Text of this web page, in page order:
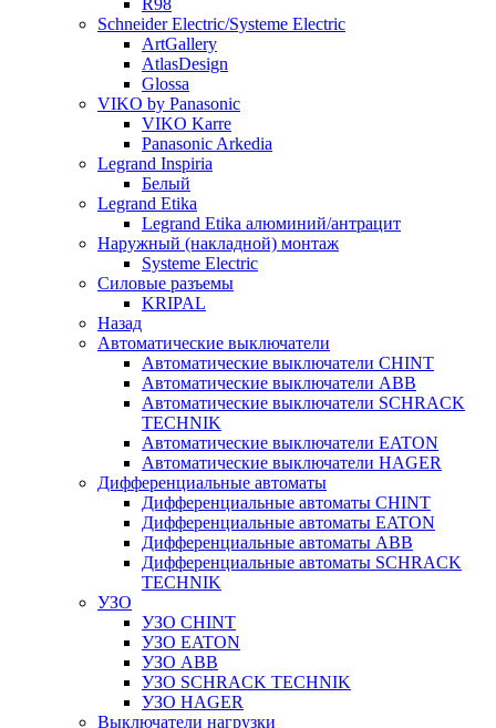
Schneider Electric/Systeme Electric
ArtGallery
AtlasDesign
Glossa
VIKO by Panasonic
VIKO Karre
Panasonic Arkedia
Legrand Inspiria
Белый
Legrand Etika
Legrand Etika алюминий/антрацит
Наружный (накладной) монтаж
Systeme Electric
Силовые разъемы
KRIPAL
Назад
Автоматические выключатели
Автоматические выключатели CHINT
Автоматические выключатели ABB
Автоматические выключатели SCHRACK
TECHNIK
Автоматические выключатели EATON
Автоматические выключатели HAGER
Дифференциальные автоматы
Дифференциальные автоматы CHINT
Дифференциальные автоматы EATON
Дифференциальные автоматы ABB
Дифференциальные автоматы SCHRACK
TECHNIK
УЗО
УЗО CHINT
УЗО EATON
УЗО ABB
УЗО SCHRACK TECHNIK
УЗО HAGER
Выключатели нагрузки